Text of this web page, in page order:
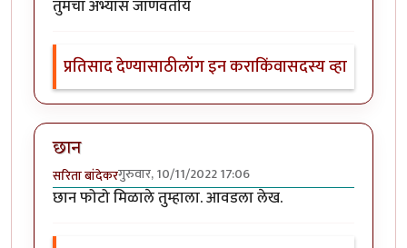
तुमचा अभ्यास जाणवतोय
प्रतिसाद देण्यासाठीलॉग इन कराकिंवासदस्य व्हा
छान
सरिता बांदेकरगुरुवार, 10/11/2022 17:06
छान फोटो मिळाले तुम्हाला. आवडला लेख.